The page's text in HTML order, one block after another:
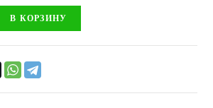
В КОРЗИНУ